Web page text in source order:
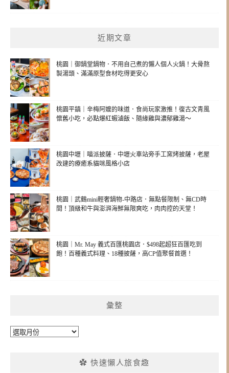
近期文章
桃園｜御鍋堂鍋物．不用自己煮的懶人個人火鍋！大骨熬
製湯頭、滿滿原型食材吃得更安心
桃園平鎮｜辛梅阿嬤的味道．食尚玩家激推！復古文青風
懷舊小吃，必點爆紅蝦滷飯、隨緣雞與濃郁雞湯～
桃園中壢｜喵派披薩．中壢火車站旁手工窯烤披薩，老屋
改建的療癒系貓咪風格小店
桃園｜武鶴mini輕奢鍋物-中路店．無點餐限制、無CD時
間！頂級和牛與澎湃海鮮無限爽吃，肉肉控的天堂！
桃園｜Mr. May 義式百匯桃園店．$498起超狂百匯吃到
飽！百種義式料理、18種披薩，高CP值聚餐首選！
彙整
彙
✿ 快速懶人旅食趣